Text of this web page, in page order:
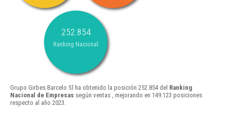
252.854
Ranking Nacional
Grupo Girbes Barcelo Sl ha obtenido la posición 252.854 del Ranking
Nacional de Empresas según ventas , mejorando en 149.123 posiciones
respecto al año 2023.